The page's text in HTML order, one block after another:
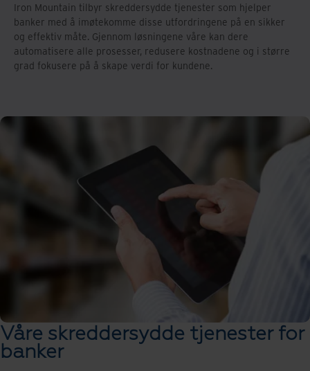
Iron Mountain tilbyr skreddersydde tjenester som hjelper
banker med å imøtekomme disse utfordringene på en sikker
og effektiv måte. Gjennom løsningene våre kan dere
automatisere alle prosesser, redusere kostnadene og i større
grad fokusere på å skape verdi for kundene.
Våre skreddersydde tjenester for
banker